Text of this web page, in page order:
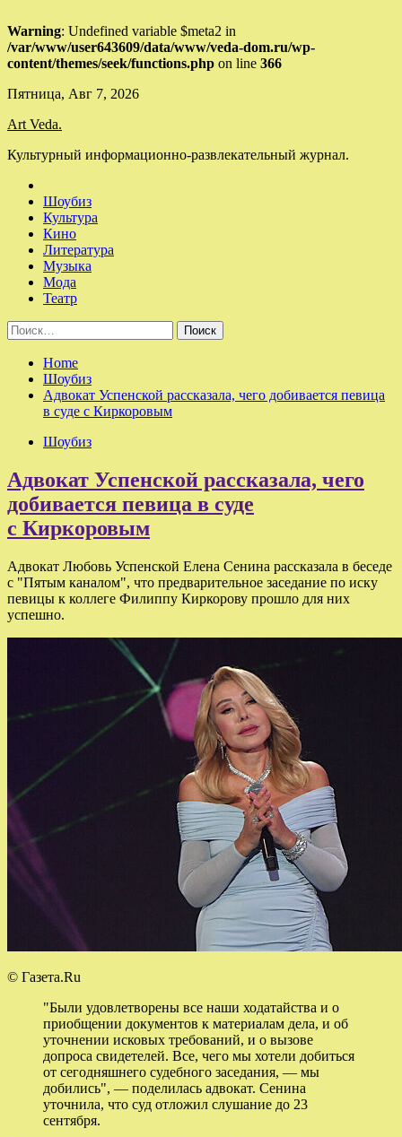
Warning: Undefined variable $meta2 in
/var/www/user643609/data/www/veda-dom.ru/wp-
content/themes/seek/functions.php on line 366
Skip
content
Пятница, Авг 7, 2026
Art Veda.
Культурный информационно-развлекательный журнал.
Шоубиз
Культура
Кино
Литература
Музыка
Мода
Театр
Найти:
Home
Шоубиз
Адвокат Успенской рассказала, чего добивается певица
в суде с Киркоровым
Шоубиз
Адвокат Успенской рассказала, чего
добивается певица в суде
с Киркоровым
Адвокат Любовь Успенской Елена Сенина рассказала в беседе
с "Пятым каналом", что предварительное заседание по иску
певицы к коллеге Филиппу Киркорову прошло для них
успешно.
© Газета.Ru
"Были удовлетворены все наши ходатайства и о
приобщении документов к материалам дела, и об
уточнении исковых требований, и о вызове
допроса свидетелей. Все, чего мы хотели добиться
от сегодняшнего судебного заседания, — мы
добились", — поделилась адвокат. Сенина
уточнила, что суд отложил слушание до 23
сентября.